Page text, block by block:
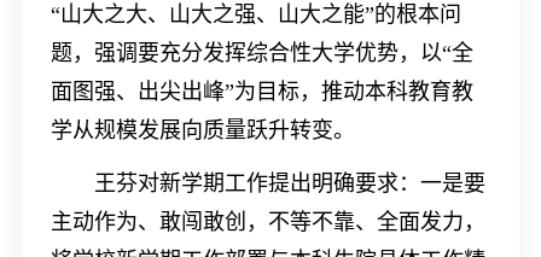
“山大之大、山大之强、山大之能”的根本问
题，强调要充分发挥综合性大学优势，以“全
面图强、出尖出峰”为目标，推动本科教育教
学从规模发展向质量跃升转变。
王芬对新学期工作提出明确要求：一是要
主动作为、敢闯敢创，不等不靠、全面发力，